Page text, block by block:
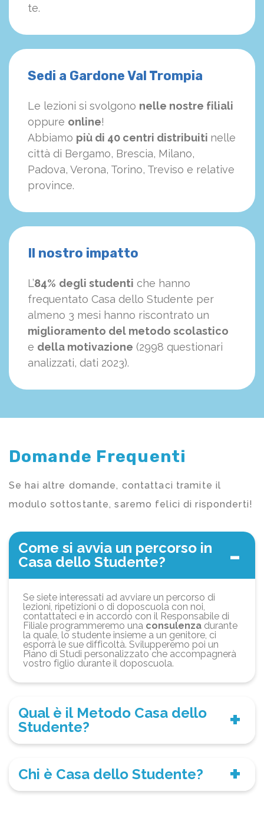
te.
Sedi a Gardone Val Trompia
Le lezioni si svolgono nelle nostre filiali
oppure online!
Abbiamo più di 40 centri distribuiti nelle
città di Bergamo, Brescia, Milano,
Padova, Verona, Torino, Treviso e relative
province.
Il nostro impatto
L’84% degli studenti che hanno
frequentato Casa dello Studente per
almeno 3 mesi hanno riscontrato un
miglioramento del metodo scolastico
e della motivazione (2998 questionari
analizzati, dati 2023).
Domande Frequenti
Se hai altre domande, contattaci tramite il
modulo sottostante, saremo felici di risponderti!
Come si avvia un percorso in
Casa dello Studente?
Se siete interessati ad avviare un percorso di
lezioni, ripetizioni o di doposcuola con noi,
contattateci e in accordo con il Responsabile di
Filiale programmeremo una consulenza durante
la quale, lo studente insieme a un genitore, ci
esporrà le sue difficoltà. Svilupperemo poi un
Piano di Studi personalizzato che accompagnerà
vostro figlio durante il doposcuola.
Qual è il Metodo Casa dello
Studente?
Chi è Casa dello Studente?